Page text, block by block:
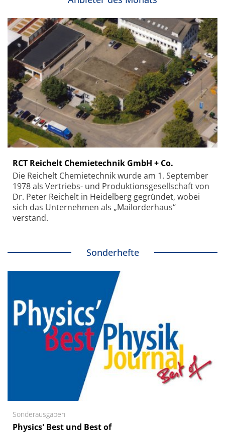
RCT Reichelt Chemietechnik GmbH + Co.
Die Reichelt Chemietechnik wurde am 1. September
1978 als Vertriebs- und Produktionsgesellschaft von
Dr. Peter Reichelt in Heidelberg gegründet, wobei
sich das Unternehmen als „Mailorderhaus“
verstand.
Sonderhefte
Sonderausgaben
Physics' Best und Best of